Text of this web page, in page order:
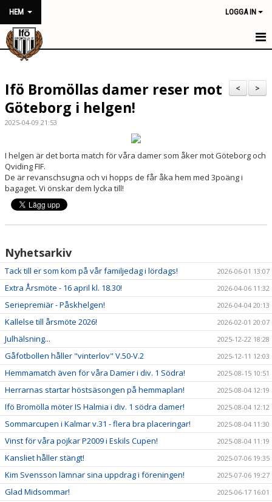
HEM LOGGA IN
HEM
NYHETER
FÖRENINGEN
KALENDER
BILDGALLERI
MATCHER
>
<
Ifö Bromöllas damer reser mot
Göteborg i helgen!
2025-04-09 21:53
I helgen är det borta match för våra damer som åker mot Göteborg och
Qviding FIF.
De är revanschsugna och vi hopps de får åka hem med 3poäng i
bagaget. Vi önskar dem lycka till!
Nyhetsarkiv
Tack till er som kom på vår familjedag i lördags! 2026-06-01 13:07
Extra Årsmöte - 16 april kl. 18.30! 2026-04-06 11:32
Seriepremiär - Påskhelgen! 2026-04-04 20:13
Kallelse till årsmöte 2026! 2026-02-01 20:07
Julhälsning... 2025-12-22 18:28
Gåfotbollen håller "vinterlov" V.50-V.2 2025-12-11 12:03
Hemmamatch även för våra Damer i div. 1 Södra! 2025-08-15 10:51
Herrarnas startar höstsäsongen på hemmaplan! 2025-08-04 12:19
Ifö Bromölla möter IS Halmia i div. 1 södra damer! 2025-08-04 12:12
Sommarcupen i Kalmar v.31 - flera bra placeringar! 2025-08-04 11:30
Vinst för våra pojkar P2009 i Eskils Cupen! 2025-08-04 11:19
Kansliet håller stängt! 2025-07-06 19:35
Kim Svensson lämnar sina uppdrag i föreningen! 2025-07-06 19:27
Glad Midsommar! 2025-06-17 16:01